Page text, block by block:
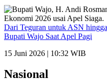
Dari Teguran untuk ASN
Bupati Wajo Saat Apel Pagi
15 Juni 2026 | 10:32 WIB
Nasional